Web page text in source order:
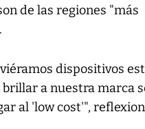
de las regiones "más
dispositivos
brillar a nuestra marca
al 'low cost'",